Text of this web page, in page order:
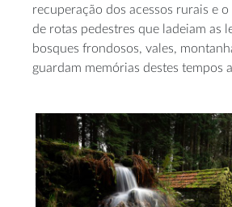
recuperação dos acessos rurais e
de rotas pedestres que ladeiam as
bosques frondosos, vales,
guardam memórias destes tempos